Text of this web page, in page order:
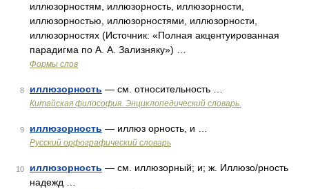
иллюзорностям, иллюзорность, иллюзорности,
иллюзорностью, иллюзорностями, иллюзорности,
иллюзорностях (Источник: «Полная акцентуированная
парадигма по А. А. Зализняку») …
Формы слов
8 иллюзорность — см. относительность …
Китайская философия. Энциклопедический словарь.
9 иллюзорность — иллюз орность, и …
Русский орфографический словарь
10 иллюзорность — см. иллюзорный; и; ж. Иллюзо/рность
надежд …